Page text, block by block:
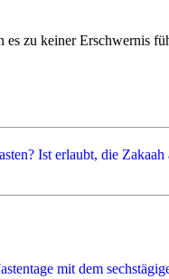
es zu keiner Erschwernis
Ist erlaubt, die Zakaah
mit dem